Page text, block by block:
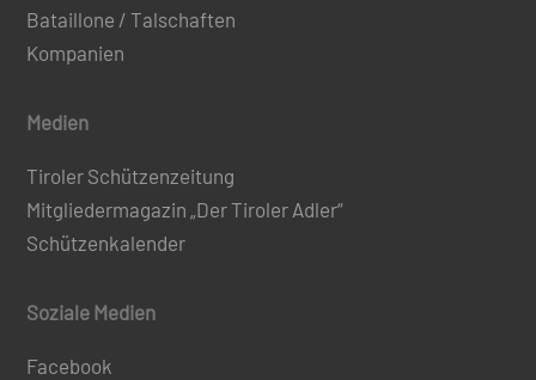
Bataillone / Talschaften
Kompanien
Medien
Tiroler Schützenzeitung
Mitgliedermagazin „Der Tiroler Adler“
Schützenkalender
Soziale Medien
Facebook